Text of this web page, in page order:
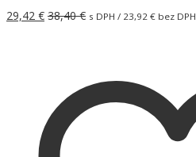
29,42 € 38,40€ s DPH / 23,92 € bez DPH